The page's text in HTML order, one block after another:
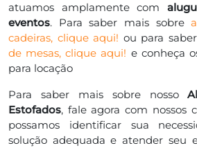
atuamos amplamente com
eventos. Para saber mais sobre
cadeiras, clique aqui! ou para
de mesas, clique aqui! e conheça
para locação
Para saber mais sobre nosso
Estofados, fale agora com nossos
possamos identificar sua
solução adequada e atender seu